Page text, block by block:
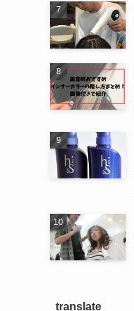
translate